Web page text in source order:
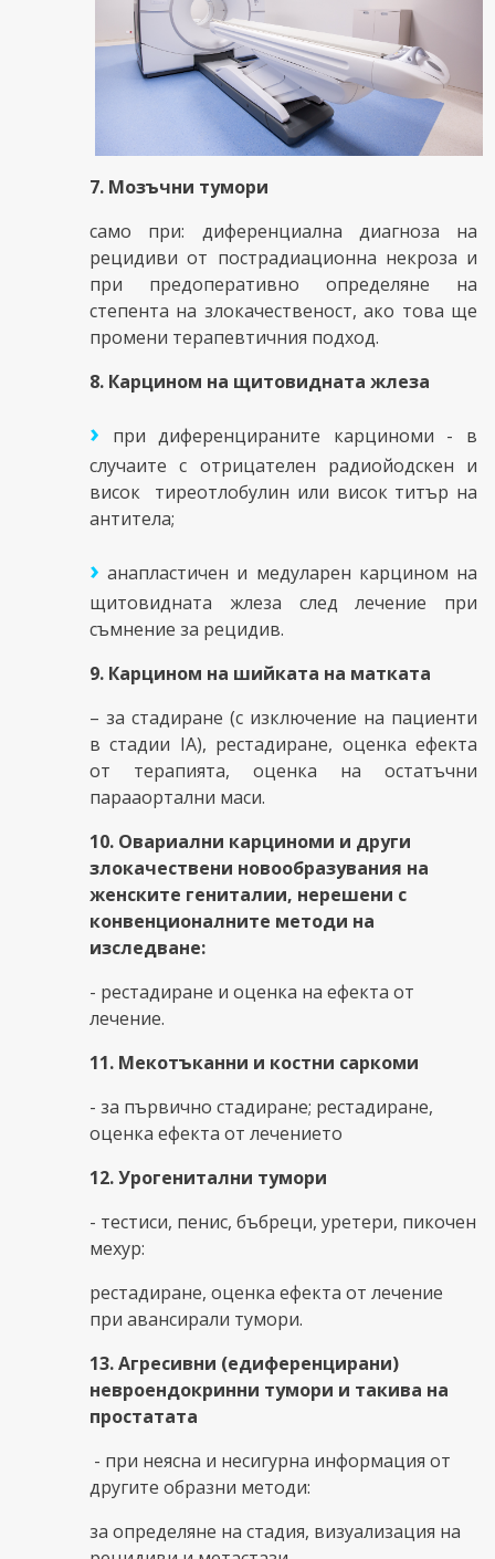
7. Мозъчни тумори
само при: диференциална диагноза на
рецидиви от пострадиационна некроза и
при предоперативно определяне на
степента на злокачественост, ако това ще
промени терапевтичния подход.
8. Карцином на щитовидната жлеза
› при диференцираните карциноми - в
случаите с отрицателен радиойодскен и
висок тиреотлобулин или висок титър на
антитела;
› анапластичен и медуларен карцином на
щитовидната жлеза след лечение при
съмнение за рецидив.
9. Карцином на шийката на матката
– за стадиране (с изключение на пациенти
в стадии ІА), рестадиране, оценка ефекта
от терапията, оценка на остатъчни
парааортални маси.
10. Овариални карциноми и други
злокачествени новообразувания на
женските гениталии, нерешени с
конвенционалните методи на
изследване:
- рестадиране и оценка на ефекта от
лечение.
11. Мекотъканни и костни саркоми
- за първично стадиране; рестадиране,
оценка ефекта от лечението
12. Урогенитални тумори
- тестиси, пенис, бъбреци, уретери, пикочен
мехур:
рестадиране, оценка ефекта от лечение
при авансирали тумори.
13. Агресивни (едиференцирани)
невроендокринни тумори и такива на
простатата
- при неясна и несигурна информация от
другите образни методи:
за определяне на стадия, визуализация на